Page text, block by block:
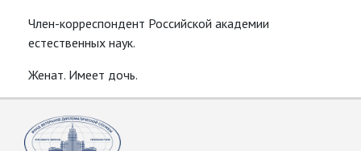
Член-корреспондент Российской академии
естественных наук.
Женат. Имеет дочь.